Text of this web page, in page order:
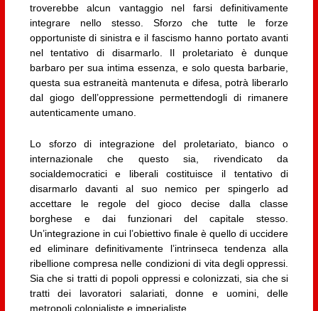
troverebbe alcun vantaggio nel farsi definitivamente
integrare nello stesso. Sforzo che tutte le forze
opportuniste di sinistra e il fascismo hanno portato avanti
nel tentativo di disarmarlo. Il proletariato è dunque
barbaro per sua intima essenza, e solo questa barbarie,
questa sua estraneità mantenuta e difesa, potrà liberarlo
dal giogo dell’oppressione permettendogli di rimanere
autenticamente umano.
Lo sforzo di integrazione del proletariato, bianco o
internazionale che questo sia, rivendicato da
socialdemocratici e liberali costituisce il tentativo di
disarmarlo davanti al suo nemico per spingerlo ad
accettare le regole del gioco decise dalla classe
borghese e dai funzionari del capitale stesso.
Un’integrazione in cui l’obiettivo finale è quello di uccidere
ed eliminare definitivamente l’intrinseca tendenza alla
ribellione compresa nelle condizioni di vita degli oppressi.
Sia che si tratti di popoli oppressi e colonizzati, sia che si
tratti dei lavoratori salariati, donne e uomini, delle
metropoli colonialiste e imperialiste.